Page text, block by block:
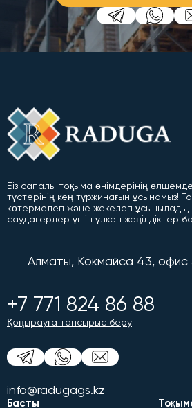
Біз сапалы тоқыма өнімдерінің
түстерінің кең түржинағын ұсынамыз!
көтермелеп және жекелеп ұсынылады,
саудагерлер үшін үлкен жеңілдіктер
Алматы, Кокмайса 43, офис
+7 771 824 86 88
Қоңырауға тапсырыс беру
info@radugags.kz
Басты